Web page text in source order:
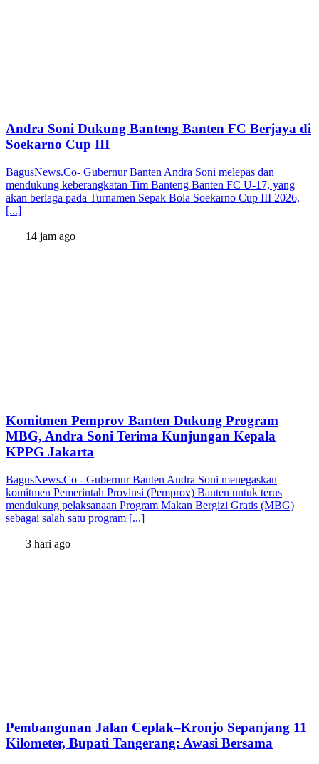
Andra Soni Dukung Banteng Banten FC Berjaya di
Soekarno Cup III
BagusNews.Co- Gubernur Banten Andra Soni melepas dan
mendukung keberangkatan Tim Banteng Banten FC U-17, yang
akan berlaga pada Turnamen Sepak Bola Soekarno Cup III 2026,
[...]
14 jam ago
Komitmen Pemprov Banten Dukung Program
MBG, Andra Soni Terima Kunjungan Kepala
KPPG Jakarta
BagusNews.Co - Gubernur Banten Andra Soni menegaskan
komitmen Pemerintah Provinsi (Pemprov) Banten untuk terus
mendukung pelaksanaan Program Makan Bergizi Gratis (MBG)
sebagai salah satu program [...]
3 hari ago
Pembangunan Jalan Ceplak–Kronjo Sepanjang 11
Kilometer, Bupati Tangerang: Awasi Bersama